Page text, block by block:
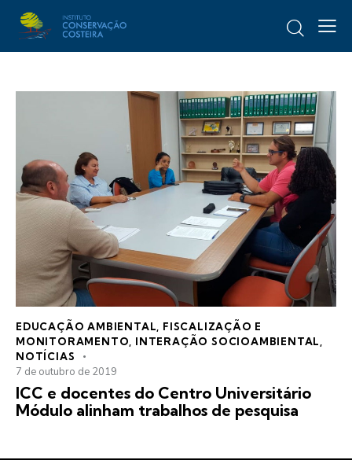
EDUCAÇÃO AMBIENTAL
FISCALIZAÇÃO E
MONITORAMENTO
INTERAÇÃO SOCIOAMBIENTAL
NOTÍCIAS
7 de outubro de 2019
ICC e docentes do Centro Universitário
Módulo alinham trabalhos de pesquisa